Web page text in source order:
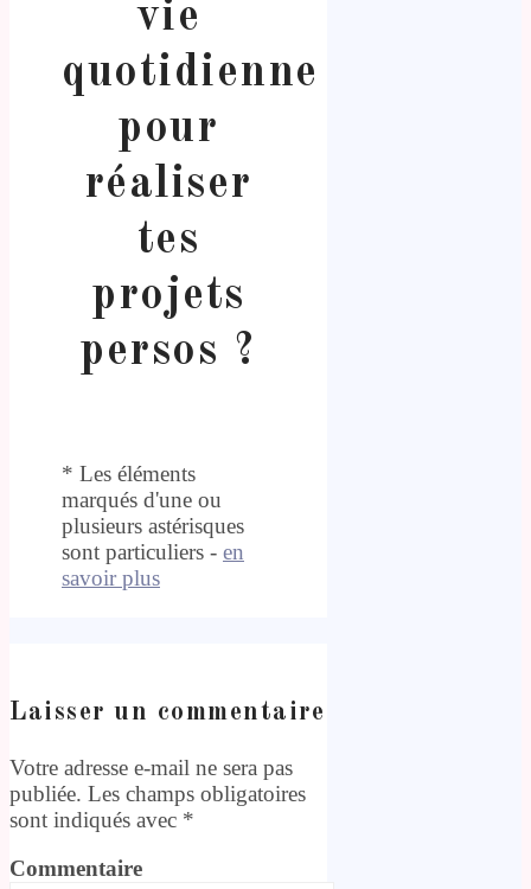
vie
quotidienne
pour
réaliser
tes
projets
persos ?
* Les éléments
marqués d'une ou
plusieurs astérisques
sont particuliers - en
savoir plus
Laisser un commentaire
Votre adresse e-mail ne sera pas
publiée. Les champs obligatoires
sont indiqués avec *
Commentaire